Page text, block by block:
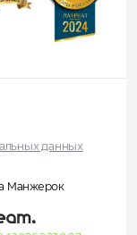
данных
Манжерок